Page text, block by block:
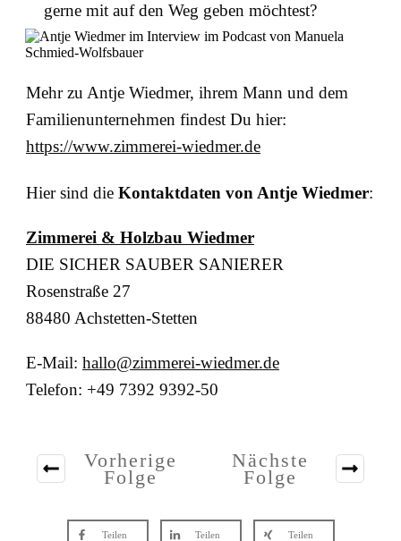
gerne mit auf den Weg geben möchtest?
Mehr zu Antje Wiedmer, ihrem Mann und dem
Familienunternehmen findest Du hier:
https://www.zimmerei-wiedmer.de
Hier sind die Kontaktdaten von Antje Wiedmer:
Zimmerei & Holzbau Wiedmer
DIE SICHER SAUBER SANIERER
Rosenstraße 27
88480 Achstetten-Stetten
E-Mail: hallo@zimmerei-wiedmer.de
Telefon: +49 7392 9392-50
Vorherige
Folge
Nächste
Folge
Teilen Teilen Teilen